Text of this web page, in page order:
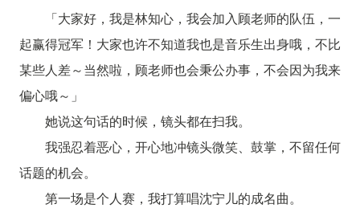
「大家好，我是林知心，我会加入顾老师的队伍，一
起赢得冠军！大家也许不知道我也是音乐生出身哦，不比
某些人差～当然啦，顾老师也会秉公办事，不会因为我来
偏心哦～」
她说这句话的时候，镜头都在扫我。
我强忍着恶心，开心地冲镜头微笑、鼓掌，不留任何
话题的机会。
第一场是个人赛，我打算唱沈宁儿的成名曲。